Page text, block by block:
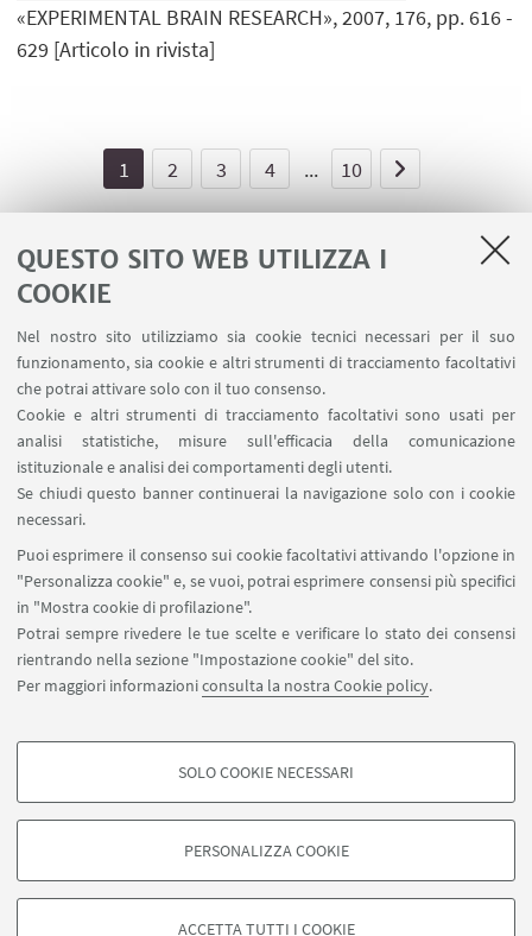
QUESTO SITO WEB UTILIZZA I
COOKIE
Nel nostro sito utilizziamo sia cookie tecnici necessari per il suo
funzionamento, sia cookie e altri strumenti di tracciamento facoltativi
che potrai attivare solo con il tuo consenso.
Cookie e altri strumenti di tracciamento facoltativi sono usati per
analisi statistiche, misure sull'efficacia della comunicazione
istituzionale e analisi dei comportamenti degli utenti.
Se chiudi questo banner continuerai la navigazione solo con i cookie
necessari.
Puoi esprimere il consenso sui cookie facoltativi attivando l'opzione in
"Personalizza cookie" e, se vuoi, potrai esprimere consensi più specifici
in "Mostra cookie di profilazione".
Potrai sempre rivedere le tue scelte e verificare lo stato dei consensi
rientrando nella sezione "Impostazione cookie" del sito.
Per maggiori informazioniconsulta la nostra Cookie policy.
COOKIE DI PROFILAZIONE - FACOLTATIVI
degli utenti, creare profili in base al loro comportamento sul sito, per analisi
di marketing.
SOLO COOKIE NECESSARI
PERSONALIZZA COOKIE
ACCETTA TUTTI I COOKIE
«EXPERIMENTAL BRAIN RESEARCH», 2007, 176, pp. 616 -
629 [Articolo in rivista]
1 2 3 4 ... 10
Area riservata - Spazi virtuali
Contatti
SEGUI IL DIPARTIMENTO SU:
SEGUI UNIBO SU:
APP:
©Copyright 2026 - ALMA MATER STUDIORUM - Università di
Bologna - Via Zamboni, 33 - 40126 Bologna - PI: 01131710376 - CF:
80007010376
Privacy
Note legali
Informazioni sul sito e accessibilità
Impostazioni Cookie